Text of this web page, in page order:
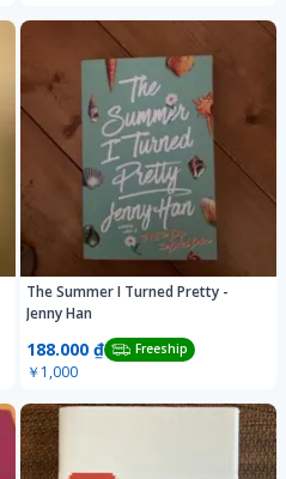
The Summer I Turned Pretty -
Jenny Han
188.000 ₫ Freeship
￥1,000